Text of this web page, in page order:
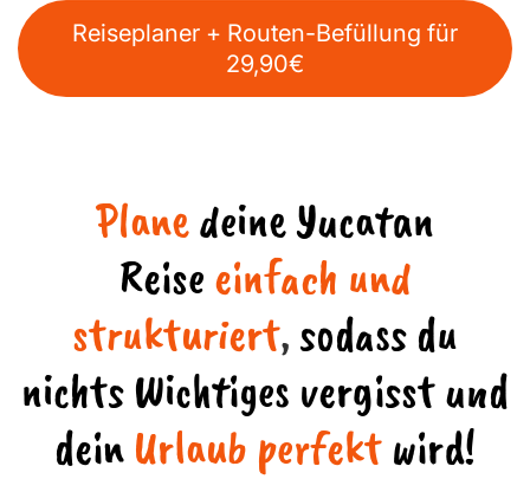
Reiseplaner + Routen-Befüllung für
29,90€
Planedeine Yucatan
Reise einfach und
strukturiert, sodass du
nichts Wichtiges vergisst und
dein Urlaub perfekt wird!